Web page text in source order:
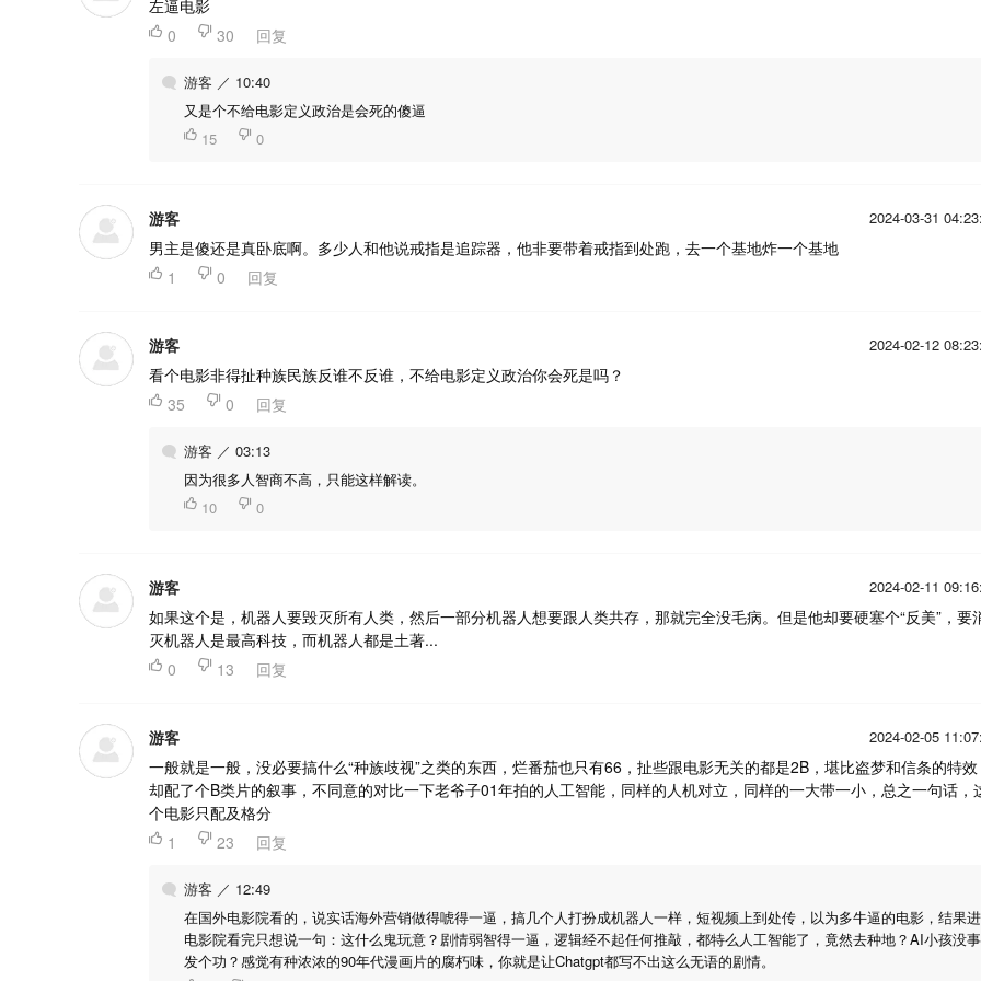
左逼电影
 0  30 回复
游客 ／ 10:40
又是个不给电影定义政治是会死的傻逼
 15  0
游客 2024-03-31
男主是傻还是真卧底啊。多少人和他说戒指是追踪器，他非要带着戒指到处跑，去一个基地炸一个基地
 1  0 回复
游客 2024-02-12
看个电影非得扯种族民族反谁不反谁，不给电影定义政治你会死是吗？
 35  0 回复
游客 ／ 03:13
因为很多人智商不高，只能这样解读。
 10  0
游客 2024-02-11
如果这个是，机器人要毁灭所有人类，然后一部分机器人想要跟人类共存，那就完全没毛病。但是他却要硬塞个“反美”，要
灭机器人是最高科技，而机器人都是土著...
 0  13 回复
游客 2024-02-05
一般就是一般，没必要搞什么“种族歧视”之类的东西，烂番茄也只有66，扯些跟电影无关的都是2B，堪比盗梦和信条的特效
却配了个B类片的叙事，不同意的对比一下老爷子01年拍的人工智能，同样的人机对立，同样的一大带一小，总之一句话，
个电影只配及格分
 1  23 回复
游客 ／ 12:49
在国外电影院看的，说实话海外营销做得唬得一逼，搞几个人打扮成机器人一样，短视频上到处传，以为多牛逼的电影，结果进
电影院看完只想说一句：这什么鬼玩意？剧情弱智得一逼，逻辑经不起任何推敲，都特么人工智能了，竟然去种地？AI小孩没事
发个功？感觉有种浓浓的90年代漫画片的腐朽味，你就是让Chatgpt都写不出这么无语的剧情。